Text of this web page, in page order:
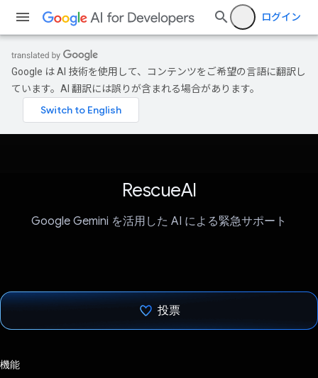
ログイン
Google は AI 技術を使用して、コンテンツをご希望の言語に翻訳し
ています。AI 翻訳には誤りが含まれる場合があります。
RescueAI
Google Gemini を活用した AI による緊急サポート
投票
機能